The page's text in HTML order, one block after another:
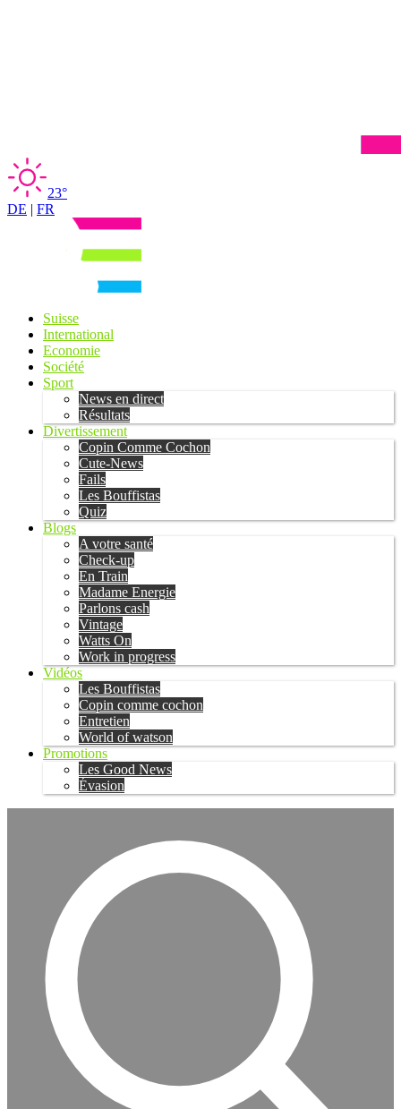
23°
DE | FR
Suisse
International
Economie
Société
Sport
News en direct
Résultats
Divertissement
Copin Comme Cochon
Cute-News
Fails
Les Bouffistas
Quiz
Blogs
A votre santé
Check-up
En Train
Madame Energie
Parlons cash
Vintage
Watts On
Work in progress
Vidéos
Les Bouffistas
Copin comme cochon
Entretien
World of watson
Promotions
Les Good News
Évasion